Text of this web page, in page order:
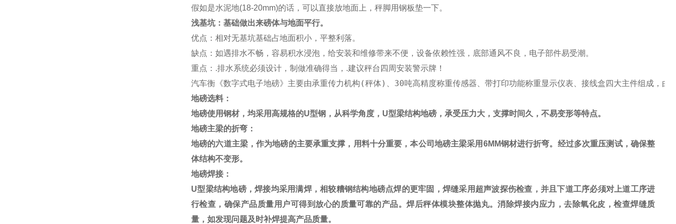
假如是水泥地(18-20mm)的话，可以直接放地面上，秤脚用钢板垫一下。
浅基坑：基础做出来磅体与地面平行。
优点：相对无基坑基础占地面积小，平整利落。
缺点：如遇排水不畅，容易积水浸泡，给安装和维修带来不便，设备依赖性强，底部通风不良，电子部件易受潮。
重点： .排水系统必须设计，制做准确得当， .建议秤台四周安装警示牌！
汽车衡《数字式电子地磅》主要由承重传力机构(秤体)、30吨高精度称重传感器、带打印功能称重显示仪表、接线盒四大主件组成，
地磅选料：
地磅使用钢材，均采用高规格的U型钢，从科学角度， U型梁结构地磅，承受压力大，支撑时间久，不易变形等特点。
地磅主梁的折弯：
地磅的六道主梁，作为地磅的主要承重支撑，用料十分重要，本公司地磅主梁采用 6MM钢材进行折弯。经过多次重压测试，确保整
体结构不变形。
地磅焊接：
U型梁结构地磅，焊接均采用满焊，相较糟钢结构地磅点焊的更牢固，焊缝采用超声波探伤检查，并且下道工序必须对上道工序进
行检查，确保产品质量用户可得到放心的质量可靠的产品。焊后秤体模块整体抛丸。消除焊接内应力，去除氧化皮，检查焊缝质
量，如发现问题及时补焊提高产品质量。